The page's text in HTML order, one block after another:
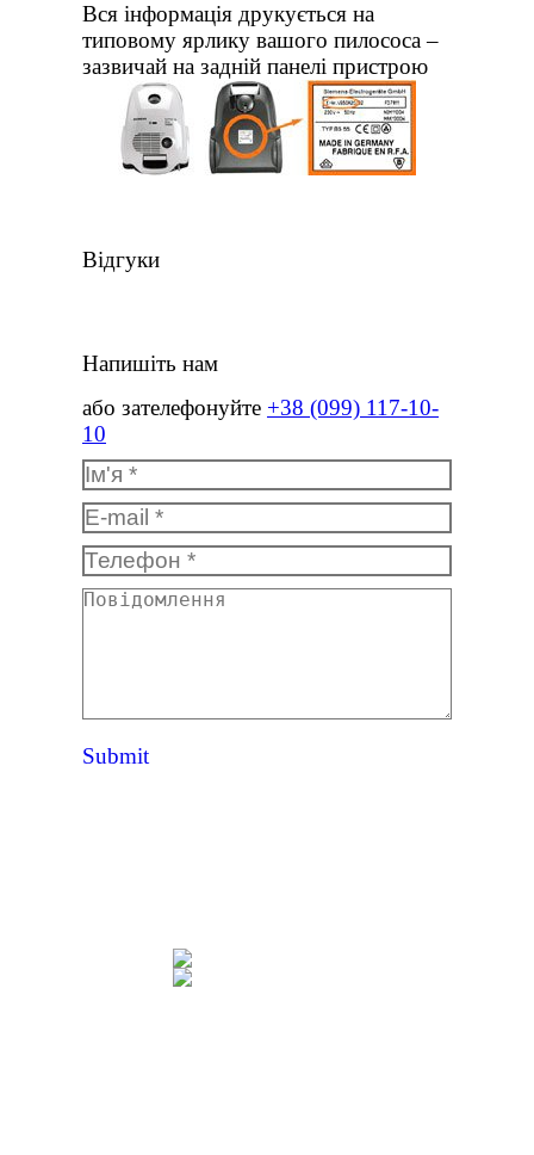
Вся інформація друкується на
типовому ярлику вашого пилососа –
зазвичай на задній панелі пристрою
Відгуки
Напишіть нам
або зателефонуйте +38 (099) 117-10-
10
Ім'я *
E-mail *
Телефон *
Повідомлення
Submit